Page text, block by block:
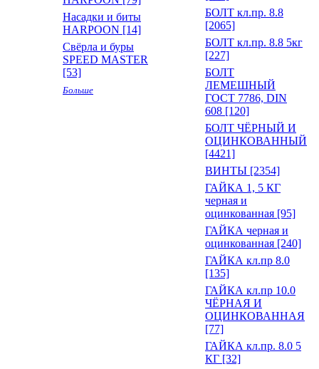
Насадки и биты
HARPOON [14]
Свёрла и буры
SPEED MASTER
[53]
Больше
БОЛТ кл.пр. 8.8
[2065]
БОЛТ кл.пр. 8.8 5кг
[227]
БОЛТ
ЛЕМЕШНЫЙ
ГОСТ 7786, DIN
608 [120]
БОЛТ ЧЁРНЫЙ И
ОЦИНКОВАННЫЙ
[4421]
ВИНТЫ [2354]
ГАЙКА 1, 5 КГ
черная и
оцинкованная [95]
ГАЙКА черная и
оцинкованная [240]
ГАЙКА кл.пр 8.0
[135]
ГАЙКА кл.пр 10.0
ЧЁРНАЯ И
ОЦИНКОВАННАЯ
[77]
ГАЙКА кл.пр. 8.0 5
КГ [32]